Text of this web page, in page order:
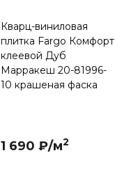
Кварц-виниловая
плитка Fargo Комфорт
клеевой Дуб
Марракеш 20-81996-
10 крашеная фаска
1 690 ₽/м2